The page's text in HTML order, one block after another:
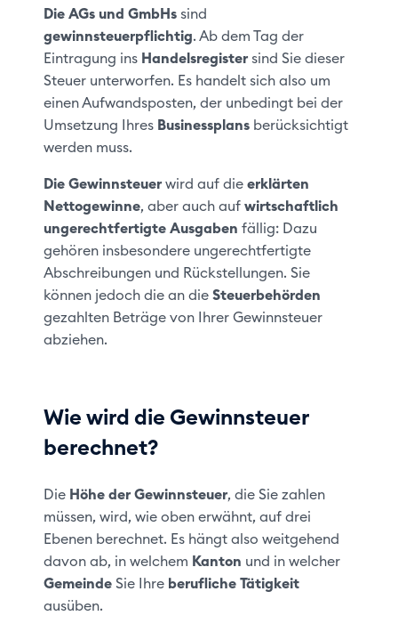
Die AGs und GmbHs sind
gewinnsteuerpflichtig. Ab dem Tag der
Eintragung ins Handelsregister sind Sie dieser
Steuer unterworfen. Es handelt sich also um
einen Aufwandsposten, der unbedingt bei der
Umsetzung Ihres Businessplans berücksichtigt
werden muss.
Die Gewinnsteuer wird auf dieerklärten
Nettogewinne, aber auch aufwirtschaftlich
ungerechtfertigte Ausgaben fällig: Dazu
gehören insbesondere ungerechtfertigte
Abschreibungen und Rückstellungen. Sie
können jedoch die an dieSteuerbehörden
gezahlten Beträge von Ihrer Gewinnsteuer
abziehen.
Wie wird die Gewinnsteuer
berechnet?
Die Höhe der Gewinnsteuer, die Sie zahlen
müssen, wird, wie oben erwähnt, auf drei
Ebenen berechnet. Es hängt also weitgehend
davon ab, in welchem Kanton und in welcher
Gemeinde Sie Ihre berufliche Tätigkeit
ausüben.